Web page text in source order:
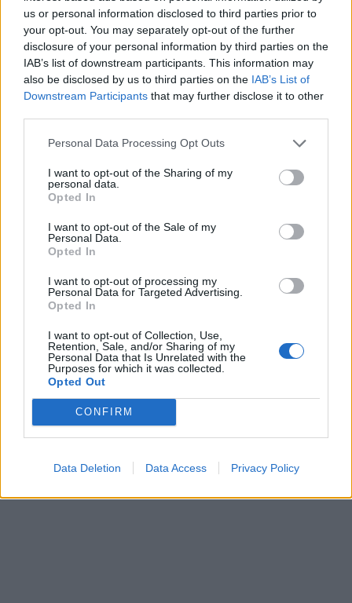
us or personal information disclosed to third parties prior to
your opt-out. You may separately opt-out of the further
disclosure of your personal information by third parties on the
IAB’s list of downstream participants. This information may
also be disclosed by us to third parties on the IAB’s List of
Downstream Participants that may further disclose it to other
Personal Data Processing Opt Outs
I want to opt-out of the Sharing of my
personal data.
Opted In
I want to opt-out of the Sale of my
Personal Data.
Opted In
I want to opt-out of processing my
Personal Data for Targeted Advertising.
Opted In
I want to opt-out of Collection, Use,
Retention, Sale, and/or Sharing of my
Personal Data that Is Unrelated with the
Purposes for which it was collected.
Opted Out
CONFIRM
Data Deletion Data Access Privacy Policy